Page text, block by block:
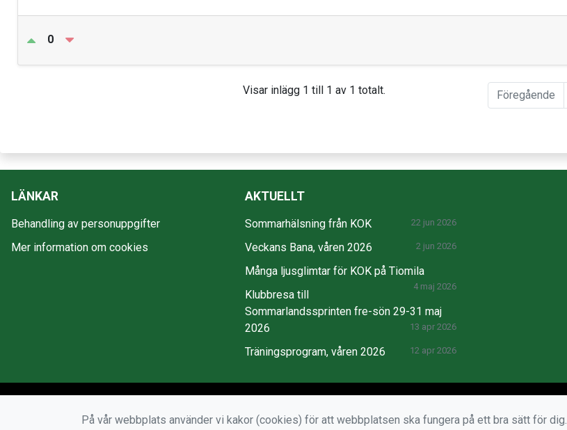
0
Visar inlägg 1 till 1 av 1 totalt. Föregående
LÄNKAR
Behandling av personuppgifter
Mer information om cookies
AKTUELLT
Sommarhälsning från KOK 22 jun 2026
Veckans Bana, våren 2026 2 jun 2026
Många ljusglimtar för KOK på Tiomila
4 maj 2026
Klubbresa till
Sommarlandssprinten fre-sön 29-31 maj
2026
13 apr 2026
Träningsprogram, våren 2026 12 apr 2026
På vår webbplats använder vi kakor (cookies) för att webbplatsen ska fungera på ett bra sätt för dig.